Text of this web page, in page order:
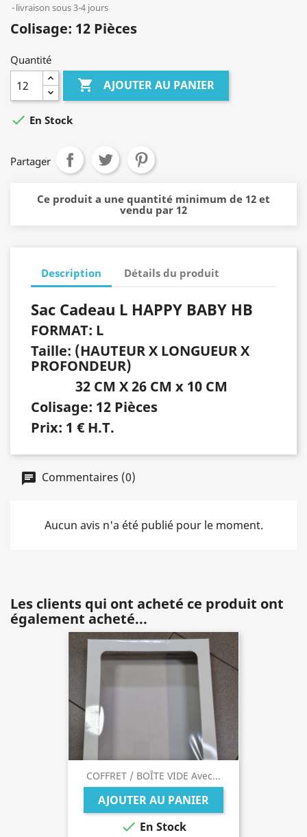
livraison sous 3-4 jours
Colisage: 12 Pièces
Quantité
 AJOUTER AU PANIER
 En Stock
Partager
Ce produit a une quantité minimum de 12 et
vendu par 12
Description Détails du produit
Sac Cadeau L HAPPY BABY HB
FORMAT: L
Taille: (HAUTEUR X LONGUEUR X
PROFONDEUR)
32 CM X 26 CM x 10 CM
Colisage: 12 Pièces
Prix: 1 € H.T.
Commentaires (0)
Aucun avis n'a été publié pour le moment.
Les clients qui ont acheté ce produit ont
également acheté...
COFFRET / BOÎTE VIDE Avec...
AJOUTER AU PANIER
 En Stock